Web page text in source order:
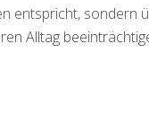
entspricht, sondern
Alltag